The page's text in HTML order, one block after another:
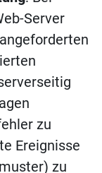
Server
zu
Ereignisse
zu